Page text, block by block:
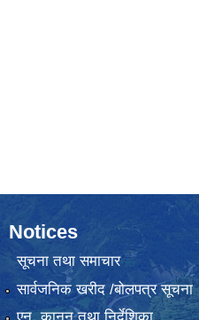
Notices
सूचना तथा समाचार
सार्वजनिक खरीद /बोलपत्र सूचना